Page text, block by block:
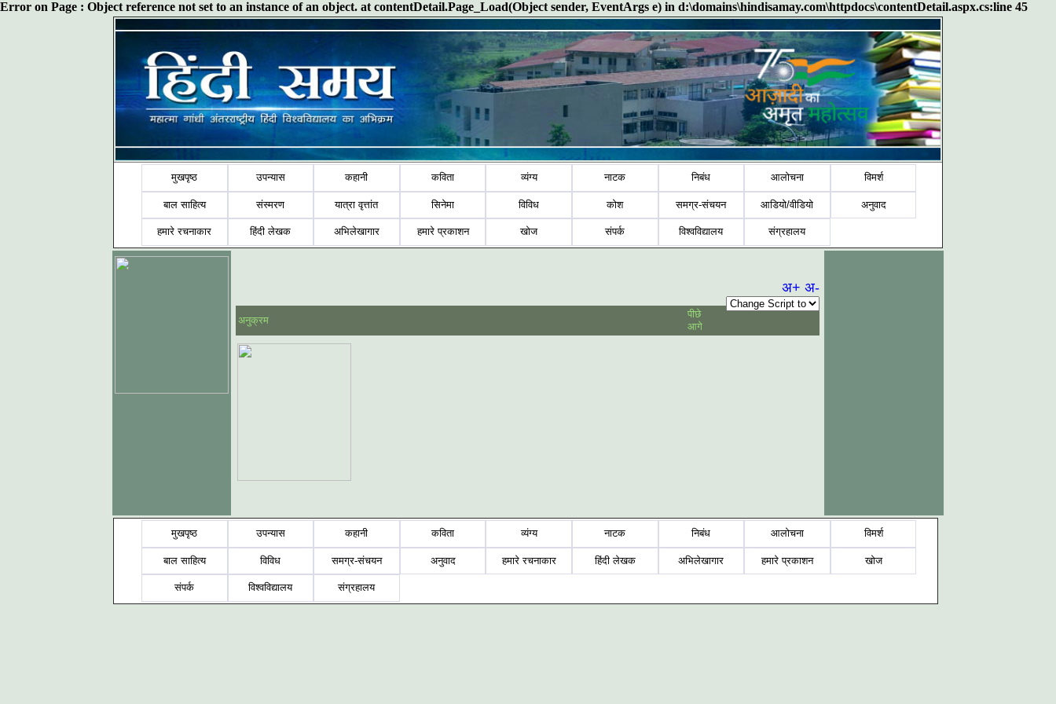
Error on Page : Object reference not set to an instance of an object. at contentDetail.Page_Load(Object sender, EventArgs e) in d:\domains\hindisamay.com\httpdocs\contentDetail.aspx.cs:line 45
मुखपृष्ठ उपन्यास कहानी कविता व्यंग्य नाटक निबंध आलोचना विमर्श
बाल साहित्य संस्मरण यात्रा वृत्तांत सिनेमा विविध कोश समग्र-संचयन आडियो/वीडियो अनुवाद
हमारे रचनाकार हिंदी लेखक अभिलेखागार हमारे प्रकाशन खोज संपर्क विश्वविद्यालय संग्रहालय
अ+ अ-
अनुक्रम
पीछे
आगे
मुखपृष्ठ उपन्यास कहानी कविता व्यंग्य नाटक निबंध आलोचना विमर्श
बाल साहित्य विविध समग्र-संचयन अनुवाद हमारे रचनाकार हिंदी लेखक अभिलेखागार हमारे प्रकाशन खोज
संपर्क विश्वविद्यालय संग्रहालय